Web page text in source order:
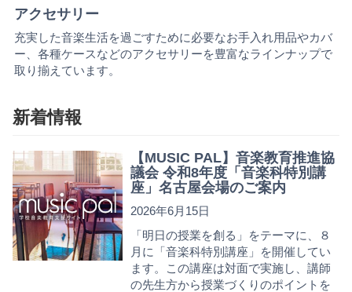
アクセサリー
充実した音楽生活を過ごすために必要なお手入れ用品やカバ
ー、各種ケースなどのアクセサリーを豊富なラインナップで
取り揃えています。
新着情報
【MUSIC PAL】音楽教育推進協
議会 令和8年度「音楽科特別講
座」名古屋会場のご案内
2026年6月15日
「明日の授業を創る」をテーマに、８
月に「音楽科特別講座」を開催してい
ます。この講座は対面で実施し、講師
の先生方から授業づくりのポイントを